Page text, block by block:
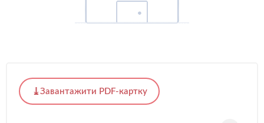
Завантажити PDF-картку